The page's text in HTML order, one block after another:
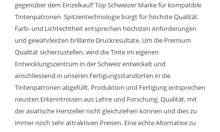
gegenüber dem Einzelkauf! Top Schweizer Marke für kompatible
Tintenpatronen. Spitzentechnologie bürgt für höchste Qualität.
Farb- und Lichtechtheit entsprechen höchsten Anforderungen
und gewährleisten brillante Druckresultate. Um die Premium
Qualität sicherzustellen, wird die Tinte im eigenen
Entwicklungszentrum in der Schweiz entwickelt und
anschliessend in unseren Fertigungsstandorten in die
Tintenpatronen abgefüllt. Produktion und Fertigung entsprechen
neusten Erkenntnissen aus Lehre und Forschung. Qualität, mit
der asiatische Hersteller nicht gleichziehen können und dies zu
immer noch sehr attraktiven Preisen. Eine echte Alternative zu